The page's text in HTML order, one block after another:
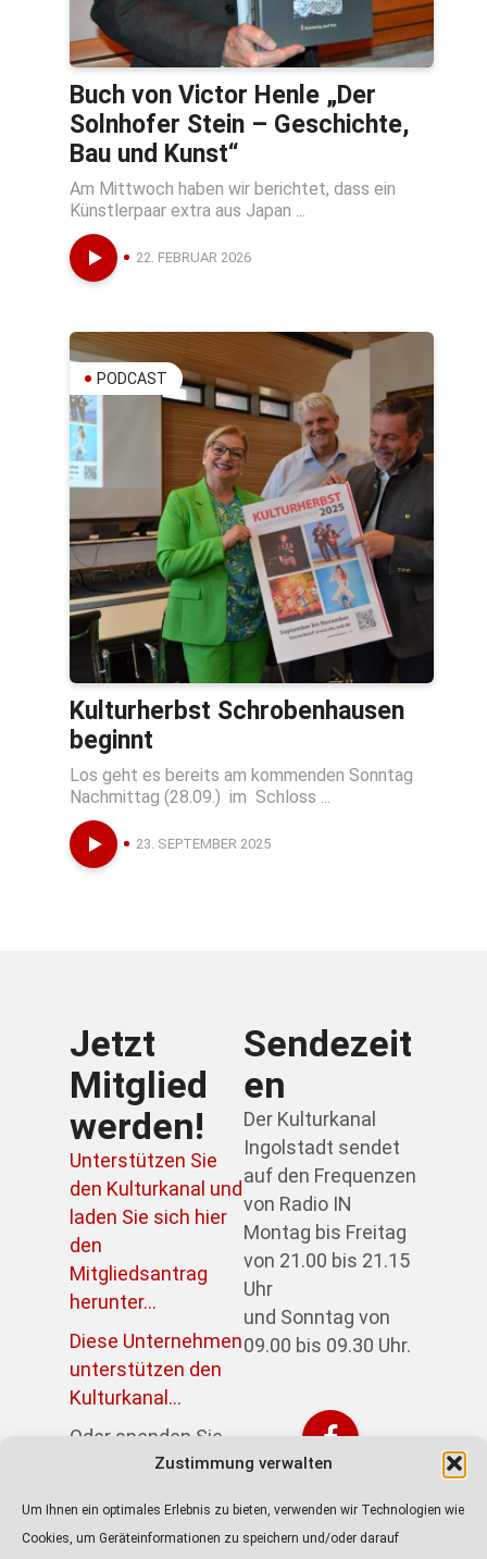
Zustimmung verwalten
Um Ihnen ein optimales Erlebnis zu bieten, verwenden wir Technologien wie
Cookies, um Geräteinformationen zu speichern und/oder darauf
Buch von Victor Henle „Der
Solnhofer Stein – Geschichte,
Bau und Kunst“
Am Mittwoch haben wir berichtet, dass ein
Künstlerpaar extra aus Japan ...
22. FEBRUAR 2026
PODCAST
Kulturherbst Schrobenhausen
beginnt
Los geht es bereits am kommenden Sonntag
Nachmittag (28.09.) im Schloss ...
23. SEPTEMBER 2025
Jetzt
Mitglied
werden!
Unterstützen Sie
den Kulturkanal und
laden Sie sich hier
den
Mitgliedsantrag
herunter...
Diese Unternehmen
unterstützen den
Kulturkanal...
Oder spenden Sie
direkt über PayPal:
Achtung! Der Link
führt zur externen
Sendezeit
en
Der Kulturkanal
Ingolstadt sendet
auf den Frequenzen
von Radio IN
Montag bis Freitag
von 21.00 bis 21.15
Uhr
und Sonntag von
09.00 bis 09.30 Uhr.